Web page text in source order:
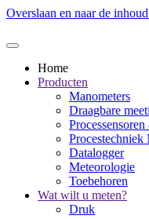
Overslaan en naar de
Home
Producten
Manometers
Draagbare
Procestechniek
Datalogger
Meteorologie
Toebehoren
Wat wilt u meten?
Druk